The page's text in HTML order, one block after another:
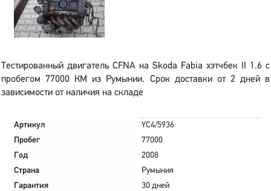
Тестированный двигатель CFNA на Skoda Fabia хэтчбек II 1.6 с
пробегом 77000 КМ из Румынии. Срок доставки от 2 дней в
зависимости от наличия на складе
Артикул
YC4/5936
Пробег
77000
Год
2008
Страна
Румыния
Гарантия
30 дней